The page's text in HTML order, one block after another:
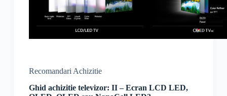
Recomandari Achizitie
Ghid achizitie televizor: II – Ecran LCD LED,